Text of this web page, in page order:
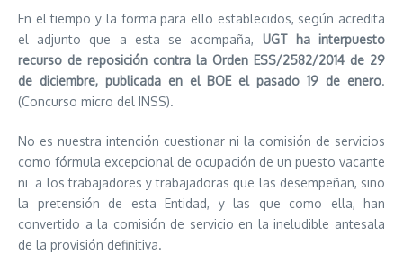
En el tiempo y la forma para ello establecidos, según acredita
el adjunto que a esta se acompaña, UGT ha interpuesto
recurso de reposición contra la Orden ESS/2582/2014 de 29
de diciembre, publicada en el BOE el pasado 19 de enero.
(Concurso micro del INSS).
No es nuestra intención cuestionar ni la comisión de servicios
como fórmula excepcional de ocupación de un puesto vacante
ni a los trabajadores y trabajadoras que las desempeñan, sino
la pretensión de esta Entidad, y las que como ella, han
convertido a la comisión de servicio en la ineludible antesala
de la provisión definitiva.